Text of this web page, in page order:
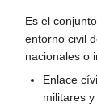
Es el
entorno civil
nacionales o
Enlace
militares